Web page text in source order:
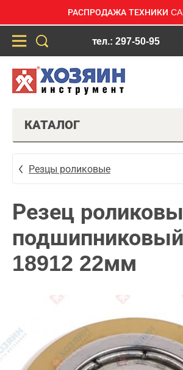
РАСПРОДАЖА ТЕХНИКИ
тел.: 297-50-95
КАТАЛОГ
Резцы роликовые
Резец
18912 22мм